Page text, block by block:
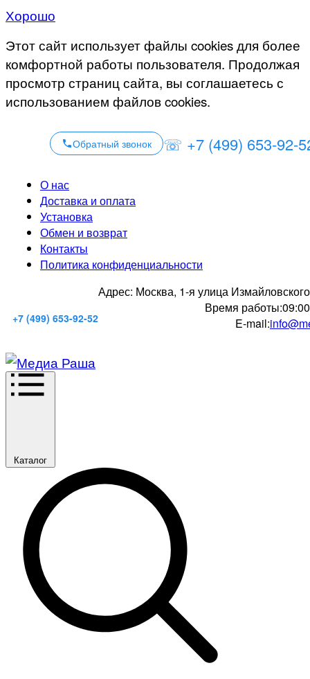
Хорошо
Этот сайт использует файлы cookies для более
комфортной работы пользователя. Продолжая
просмотр страниц сайта, вы соглашаетесь с
использованием файлов cookies.
Обратный звонок ☏ +7 (499) 653-92-
О нас
Доставка и оплата
Установка
Обмен и возврат
Контакты
Политика конфиденциальности
+7 (499) 653-92-52
Адрес: Москва, 1-я улица
Время работы:
E-mail:
Каталог